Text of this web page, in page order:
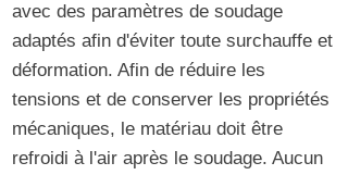
avec des paramètres de soudage
adaptés afin d'éviter toute surchauffe et
déformation. Afin de réduire les
tensions et de conserver les propriétés
mécaniques, le matériau doit être
refroidi à l'air après le soudage. Aucun